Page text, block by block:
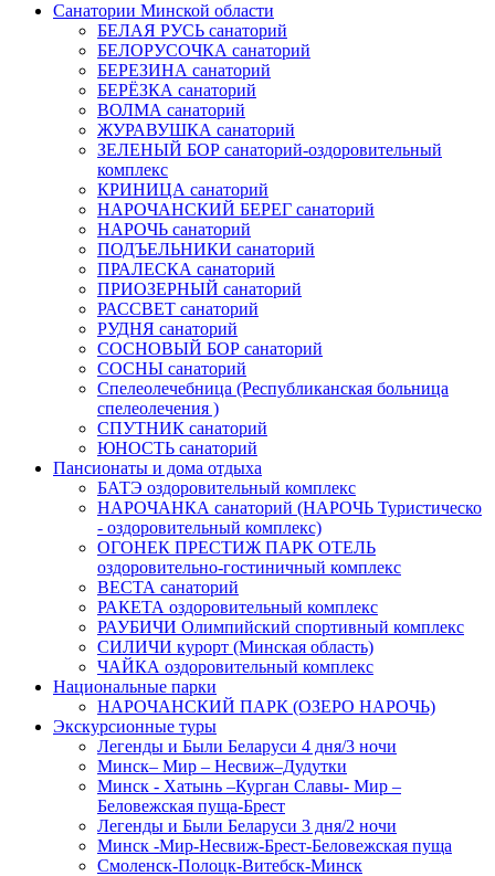
Санатории Минской области
БЕЛАЯ РУСЬ санаторий
БЕЛОРУСОЧКА санаторий
БЕРЕЗИНА санаторий
БЕРЁЗКА санаторий
ВОЛМА санаторий
ЖУРАВУШКА санаторий
ЗЕЛЕНЫЙ БОР санаторий-оздоровительный
комплекс
КРИНИЦА санаторий
НАРОЧАНСКИЙ БЕРЕГ санаторий
НАРОЧЬ санаторий
ПОДЪЕЛЬНИКИ санаторий
ПРАЛЕСКА санаторий
ПРИОЗЕРНЫЙ санаторий
РАССВЕТ санаторий
РУДНЯ санаторий
СОСНОВЫЙ БОР санаторий
СОСНЫ санаторий
Спелеолечебница (Республиканская больница
спелеолечения )
СПУТНИК санаторий
ЮНОСТЬ санаторий
Пансионаты и дома отдыха
БАТЭ оздоровительный комплекс
НАРОЧАНКА санаторий (НАРОЧЬ Туристическо
- оздоровительный комплекс)
ОГОНЕК ПРЕСТИЖ ПАРК ОТЕЛЬ
оздоровительно-гостиничный комплекс
ВЕСТА санаторий
РАКЕТА оздоровительный комплекс
РАУБИЧИ Олимпийский спортивный комплекс
СИЛИЧИ курорт (Минская область)
ЧАЙКА оздоровительный комплекс
Национальные парки
НАРОЧАНСКИЙ ПАРК (ОЗЕРО НАРОЧЬ)
Экскурсионные туры
Легенды и Были Беларуси 4 дня/3 ночи
Минск– Мир – Несвиж–Дудутки
Минск - Хатынь –Курган Славы- Мир –
Беловежская пуща-Брест
Легенды и Были Беларуси 3 дня/2 ночи
Минск -Мир-Несвиж-Брест-Беловежская пуща
Смоленск-Полоцк-Витебск-Минск